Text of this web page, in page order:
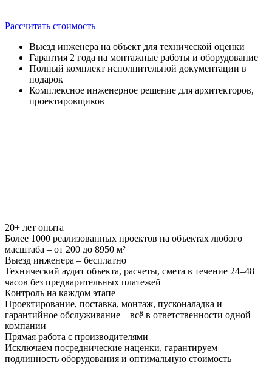
Рассчитать стоимость
Выезд инженера на объект для технической оценки
Гарантия 2 года на монтажные работы и оборудование
Полный комплект исполнительной документации в
подарок
Комплексное инженерное решение для архитекторов,
проектировщиков
20+ лет опыта
Более 1000 реализованных проектов на объектах любого
масштаба – от 200 до 8950 м²
Выезд инженера – бесплатно
Технический аудит объекта, расчеты, смета в течение 24–48
часов без предварительных платежей
Контроль на каждом этапе
Проектирование, поставка, монтаж, пусконаладка и
гарантийное обслуживание – всё в ответственности одной
компании
Прямая работа с производителями
Исключаем посреднические наценки, гарантируем
подлинность оборудования и оптимальную стоимость